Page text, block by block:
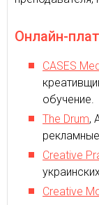
Онлайн-
CASES
обучение.
The Drum,
Creative
Creative